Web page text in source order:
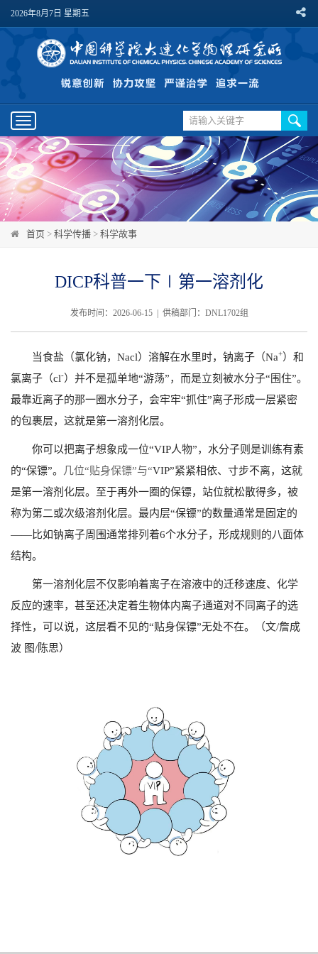
2026年8月7日 星期五
Toggle
navigation
首页 > 科学传播 > 科学故事
DICP科普一下∣第一溶剂化
发布时间：2026-06-15 | 供稿部门：DNL1702组
当食盐（氯化钠，Nacl）溶解在水里时，钠离子（Na+）和
氯离子（cl-）并不是孤单地“游荡”，而是立刻被水分子“围住”。
最靠近离子的那一圈水分子，会牢牢“抓住”离子形成一层紧密
的包裹层，这就是第一溶剂化层。
你可以把离子想象成一位“VIP人物”，水分子则是训练有素
的“保镖”。
几位“贴身保镖”与“VIP”紧紧相依、寸步不离，这就
是第一溶剂化层。至于再外一圈的保镖，站位就松散得多，被
称为第二或次级溶剂化层。最内层“保镖”的数量通常是固定的
——比如钠离子周围通常排列着6个水分子，形成规则的八面体
结构。
第一溶剂化层不仅影响着离子在溶液中的迁移速度、化学
反应的速率，甚至还决定着生物体内离子通道对不同离子的选
择性，可以说，这层看不见的“贴身保镖”无处不在。（文/詹成
波 图/陈思）